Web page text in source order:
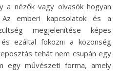
a nézők vagy olvasók hogyan
emberi kapcsolatok és a
megjelenítése képes
ezáltal fokozni a közönség
tehát nem csupán egy
egy művészeti forma, amely